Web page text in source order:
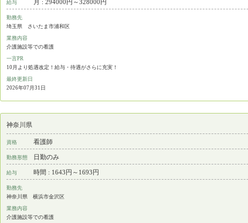
給与 月 : 294000円～328000円
勤務先
埼玉県 さいたま市浦和区
業務内容
介護施設等での看護
一言PR
10月より処遇改定！給与・待遇がさらに充実！
最終更新日
2026年07月31日
神奈川県
資格 看護師
勤務形態 日勤のみ
給与 時間 : 1643円～1693円
勤務先
神奈川県 横浜市金沢区
業務内容
介護施設等での看護